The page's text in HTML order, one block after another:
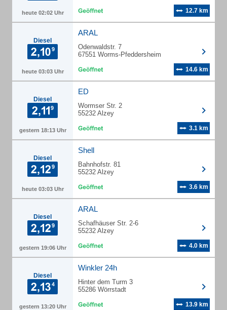
heute 02:02 Uhr 12.7 km
Diesel
heute 03:03 Uhr
ARAL
Odenwaldstr. 7
67551 Worms-Pfeddersheim
14.6 km
Diesel
gestern 18:13 Uhr
ED
Wormser Str. 2
55232 Alzey
3.1 km
Diesel
heute 03:03 Uhr
Shell
Bahnhofstr. 81
55232 Alzey
3.6 km
Diesel
gestern 19:06 Uhr
ARAL
Schafhäuser Str. 2-6
55232 Alzey
4.0 km
Diesel
gestern 13:20 Uhr
Winkler 24h
Hinter dem Turm 3
55286 Wörrstadt
13.9 km